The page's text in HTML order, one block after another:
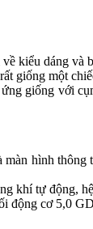
kiểu dáng và
giống một
giống với
hình
khí tự động,
động cơ 5,0